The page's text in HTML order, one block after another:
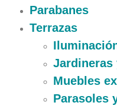
Parabanes
Terrazas
Jardineras
Muebles
Parasoles